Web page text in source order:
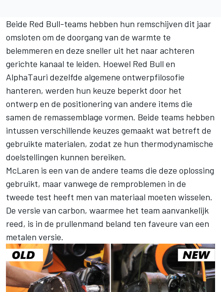
Beide Red Bull-teams hebben hun remschijven dit jaar
omsloten om de doorgang van de warmte te
belemmeren en deze sneller uit het naar achteren
gerichte kanaal te leiden. Hoewel Red Bull en
AlphaTauri dezelfde algemene ontwerpfilosofie
hanteren, werden hun keuze beperkt door het
ontwerp en de positionering van andere items die
samen de remassemblage vormen. Beide teams hebben
intussen verschillende keuzes gemaakt wat betreft de
gebruikte materialen, zodat ze hun thermodynamische
doelstellingen kunnen bereiken.
McLaren is een van de andere teams die deze oplossing
gebruikt, maar vanwege de remproblemen in de
tweede test heeft men van materiaal moeten wisselen.
De versie van carbon, waarmee het team aanvankelijk
reed, is in de prullenmand beland ten faveure van een
metalen versie.